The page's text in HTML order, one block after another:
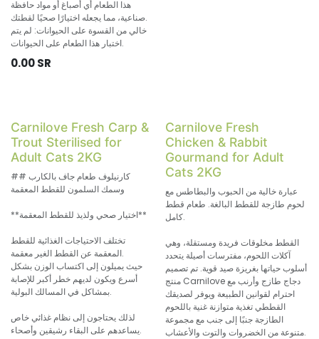
هذا الطعام أي أصباغ أو مواد حافظة
صناعية، مما يجعله اختيارًا صحيًا لقطتك.
خالي من القسوة على الحيوانات: لم يتم
اختبار هذا الطعام على الحيوانات.
0.00SR
Carnilove Fresh Carp &
Trout Sterilised for
Adult Cats 2KG
## كارنيلوف طعام جاف بالكارب
وسمك السلمون للقطط المعقمة
**اختيار صحي ولذيذ للقطط المعقمة**
تختلف الاحتياجات الغذائية للقطط
المعقمة عن القطط الغير معقمة.
حيث يميلون إلى اكتساب الوزن بشكل
أسرع ويكون لديهم خطر أكبر للإصابة
بمشاكل في المسالك البولية.
لذلك يحتاجون إلى نظام غذائي خاص
يساعدهم على البقاء رشيقين وأصحاء.
Carnilove Fresh
Chicken & Rabbit
Gourmand for Adult
Cats 2KG
عبارة خالية من الحبوب والبطاطس مع
لحوم طازجة للقطط البالغة. طعام قطط
كامل.
القطط مخلوقات فريدة ومستقلة، وهي
آكلات اللحوم، مفترسات أصيلة يتحدد
أسلوب حياتها بغريزة صيد قوية. تم تصميم
منتج Carnilove دجاج طازج وأرنب مع
احترام لقوانين الطبيعة ويوفر لصديقك
القططي تغذية متوازنة غنية باللحوم
الطازجة جنبًا إلى جنب مع مجموعة
متنوعة من الخضروات والتوت والأعشاب.